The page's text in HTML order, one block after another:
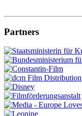
Partners